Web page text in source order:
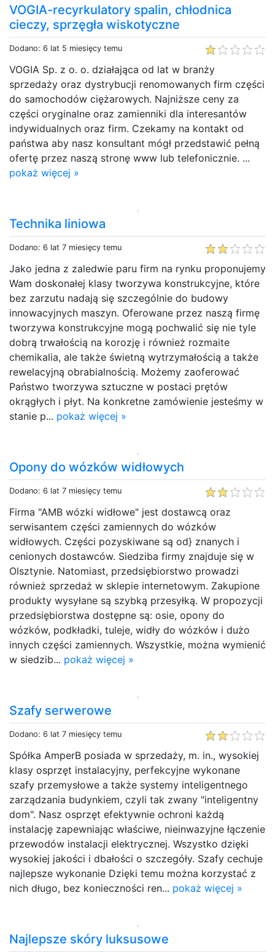
VOGIA-recyrkulatory spalin, chłodnica
cieczy, sprzęgła wiskotyczne
Dodano: 6 lat 5 miesięcy temu
VOGIA Sp. z o. o. działająca od lat w branży
sprzedaży oraz dystrybucji renomowanych firm części
do samochodów ciężarowych. Najniższe ceny za
części oryginalne oraz zamienniki dla interesantów
indywidualnych oraz firm. Czekamy na kontakt od
państwa aby nasz konsultant mógł przedstawić pełną
ofertę przez naszą stronę www lub telefonicznie. ...
pokaż więcej »
Technika liniowa
Dodano: 6 lat 7 miesięcy temu
Jako jedna z zaledwie paru firm na rynku proponujemy
Wam doskonałej klasy tworzywa konstrukcyjne, które
bez zarzutu nadają się szczególnie do budowy
innowacyjnych maszyn. Oferowane przez naszą firmę
tworzywa konstrukcyjne mogą pochwalić się nie tyle
dobrą trwałością na korozję i również rozmaite
chemikalia, ale także świetną wytrzymałością a także
rewelacyjną obrabialnością. Możemy zaoferować
Państwo tworzywa sztuczne w postaci prętów
okrągłych i płyt. Na konkretne zamówienie jesteśmy w
stanie p... pokaż więcej »
Opony do wózków widłowych
Dodano: 6 lat 7 miesięcy temu
Firma "AMB wózki widłowe" jest dostawcą oraz
serwisantem części zamiennych do wózków
widłowych. Części pozyskiwane są od} znanych i
cenionych dostawców. Siedziba firmy znajduje się w
Olsztynie. Natomiast, przedsiębiorstwo prowadzi
również sprzedaż w sklepie internetowym. Zakupione
produkty wysyłane są szybką przesyłką. W propozycji
przedsiębiorstwa dostępne są: osie, opony do
wózków, podkładki, tuleje, widły do wózków i dużo
innych części zamiennych. Wszystkie, można wymienić
w siedzib... pokaż więcej »
Szafy serwerowe
Dodano: 6 lat 7 miesięcy temu
Spółka AmperB posiada w sprzedaży, m. in., wysokiej
klasy osprzęt instalacyjny, perfekcyjne wykonane
szafy przemysłowe a także systemy inteligentnego
zarządzania budynkiem, czyli tak zwany "inteligentny
dom". Nasz osprzęt efektywnie ochroni każdą
instalację zapewniając właściwe, nieinwazyjne łączenie
przewodów instalacji elektrycznej. Wszystko dzięki
wysokiej jakości i dbałości o szczegóły. Szafy cechuje
najlepsze wykonanie Dzięki temu można korzystać z
nich długo, bez konieczności ren... pokaż więcej »
Najlepsze skóry luksusowe